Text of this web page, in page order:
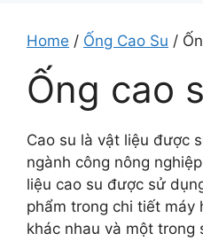
Home / Ống Cao Su /
Ống cao
Cao su là vật liệu được
ngành công nông
liệu cao su được sử
phẩm trong chi tiết máy
khác nhau và một trong